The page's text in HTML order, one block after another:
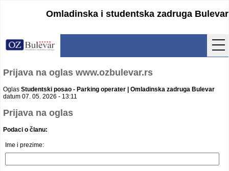
Omladinska i studentska zadruga Bulevar
Usluge
Kontakt
Prijava na oglas www.ozbulevar.rs
Oglas Studentski posao - Parking operater | Omladinska zadruga Bulevar
datum 07. 05. 2026 - 13:11
Prijava na oglas
Podaci o članu:
Ime i prezime: